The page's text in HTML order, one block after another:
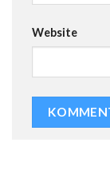
Website